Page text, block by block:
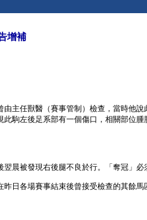
增補
由主任獸醫（賽事管制）檢查，當時他
此駒左後足系部有一個傷口，相關部位
翌晨被發現右後腿不良於行。「奪冠」
昨日各場賽事結束後曾接受檢查的其餘